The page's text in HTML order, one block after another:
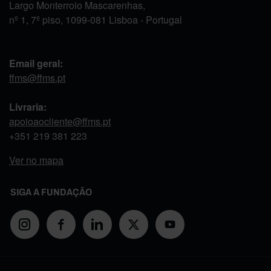
Largo Monterroio Mascarenhas,
nº 1, 7º piso, 1099-081 Lisboa - Portugal
Email geral:
ffms@ffms.pt
Livraria:
apoioaocliente@ffms.pt
+351 219 381 223
Ver no mapa
SIGA A FUNDAÇÃO